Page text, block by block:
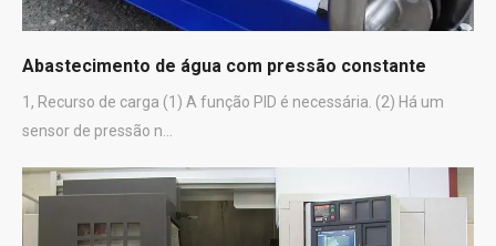
Abastecimento de água com pressão constante
1, Recurso de carga (1) A função PID é necessária. (2) Há um
sensor de pressão n...